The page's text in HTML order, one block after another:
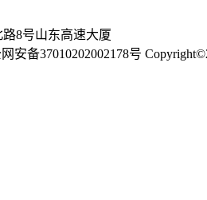
8号山东高速大厦
安备37010202002178号